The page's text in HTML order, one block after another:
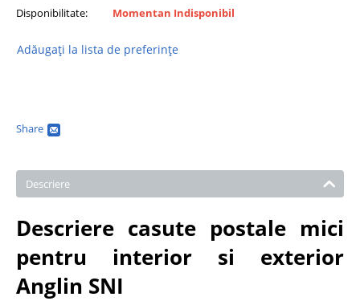
Disponibilitate:
Momentan Indisponibil
Adăugați la lista de preferințe
Share
Descriere
Descriere casute postale mici
pentru interior si exterior
Anglin SNI